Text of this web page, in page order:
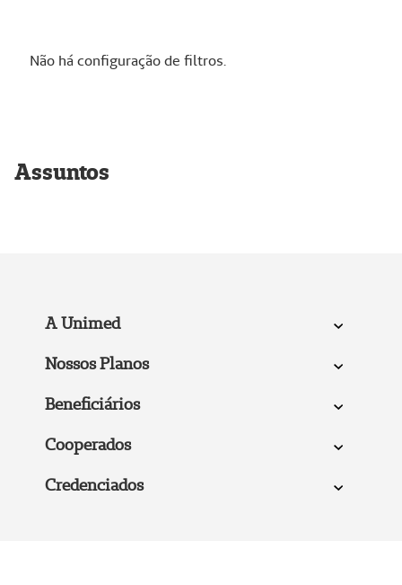
Não há configuração de filtros.
Assuntos
A Unimed
Nossos Planos
Beneficiários
Cooperados
Credenciados